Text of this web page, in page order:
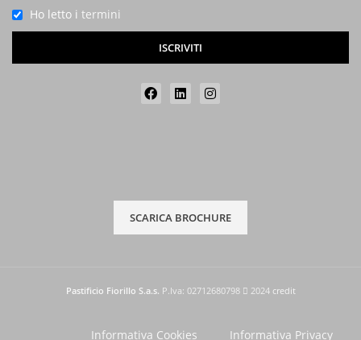
Ho letto i termini
ISCRIVITI
SCARICA BROCHURE
Pastificio Fiorillo S.a.s. P.Iva: 02712680798 2024 credit
Informativa Cookies Informativa Privacy